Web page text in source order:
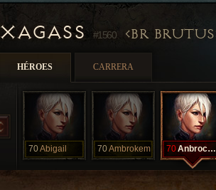
XAGASS#1560 BR BRUTUS
HÉROES CARRERA
70Abigail 70Ambrokem 70 Anbrocken